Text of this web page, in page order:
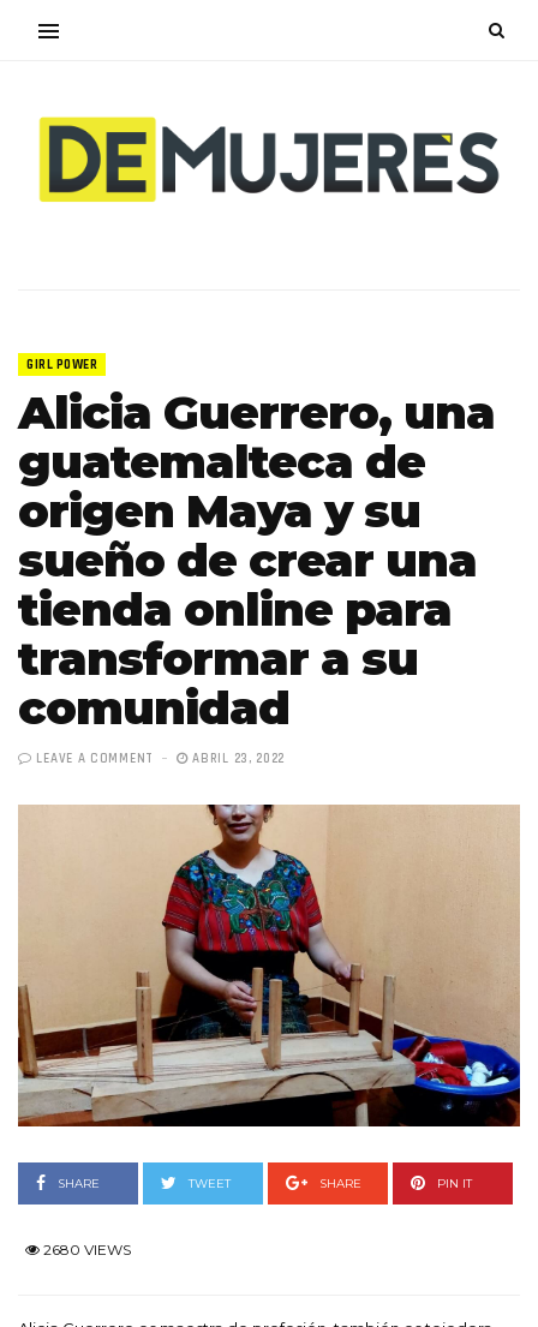
GIRL POWER
Alicia Guerrero, una
guatemalteca de
origen Maya y su
sueño de crear una
tienda online para
transformar a su
comunidad
LEAVE A COMMENT ABRIL 23, 2022
SHARE TWEET SHARE PIN IT
2680 VIEWS